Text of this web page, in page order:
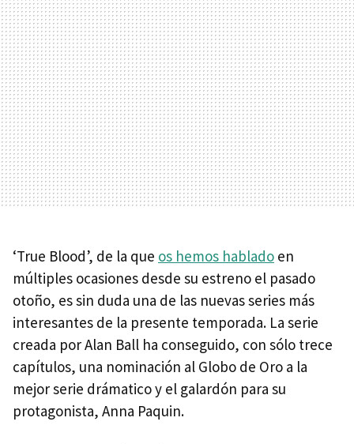
‘True Blood’, de la que os hemos hablado en
múltiples ocasiones desde su estreno el pasado
otoño, es sin duda una de las nuevas series más
interesantes de la presente temporada. La serie
creada por Alan Ball ha conseguido, con sólo trece
capítulos, una nominación al Globo de Oro a la
mejor serie drámatico y el galardón para su
protagonista, Anna Paquin.